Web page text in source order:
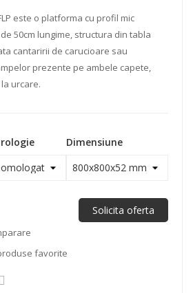
este o platforma cu profil mic
50cm lungime, structura din tabla
cantaririi de carucioare sau
prezente pe ambele capete,
urcare.
Dimensiune
Solicita oferta
favorite